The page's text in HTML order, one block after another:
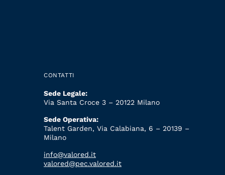
CONTATTI
Sede Legale:
Via Santa Croce 3 – 20122 Milano
Sede Operativa:
Talent Garden, Via Calabiana, 6 – 20139 –
Milano
info@valored.it
valored@pec.valored.it